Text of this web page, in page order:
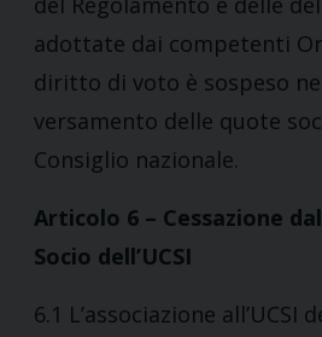
adottate dai competenti
diritto di voto è sospeso
versamento delle quote
Consiglio nazionale.
Articolo 6 – Cessazione
Socio dell’UCSI
6.1 L’associazione all’UCSI